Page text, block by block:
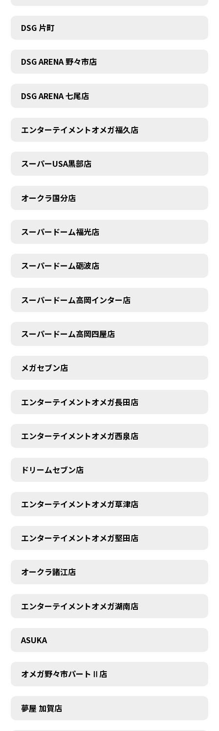
DSG 片町
DSG ARENA 野々市店
DSG ARENA 七尾店
エンターテイメントオメガ福久店
スーパーUSA黒部店
オークラ国分店
スーパードーム福光店
スーパードーム砺波店
スーパードーム高岡インター店
スーパードーム高岡四屋店
メガセブン店
エンターテイメントオメガ長田店
エンターテイメントオメガ西泉店
ドリームセブン店
エンターテイメントオメガ草津店
エンターテイメントオメガ堅田店
オークラ諸江店
エンターテイメントオメガ湖南店
ASUKA
オメガ野々市パートⅡ店
夢屋 加賀店